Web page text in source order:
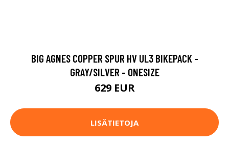
BIG AGNES COPPER SPUR HV UL3 BIKEPACK -
GRAY/SILVER - ONESIZE
629 EUR
LISÄTIETOJA